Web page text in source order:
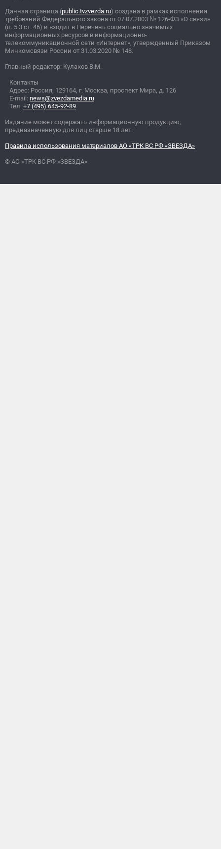
Данная страница (public.tvzvezda.ru) создана в рамках исполнения
требований Федерального закона от 07.07.2003 № 126-ФЗ «О связи»
(п. 5.3 ст. 46) и входит в Перечень социально значимых
информационных ресурсов в информационно-
телекоммуникационной сети «Интернет», утвержденный Приказом
Минкомсвязи России от 31.03.2020 № 148.
Главный редактор: Кулаков В.М.
Контакты
Адрес: Россия, 129164, г. Москва, проспект Мира, д. 126
E-mail: news@zvezdamedia.ru
Тел: +7 (495) 645-92-89
Издание может содержать информационную продукцию,
предназначенную для лиц старше 18 лет.
Правила использования материалов АО «ТРК ВС РФ «ЗВЕЗДА»
© АО «ТРК ВС РФ «ЗВЕЗДА»